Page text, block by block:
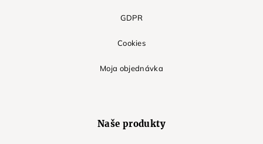
GDPR
Cookies
Moja objednávka
Naše produkty